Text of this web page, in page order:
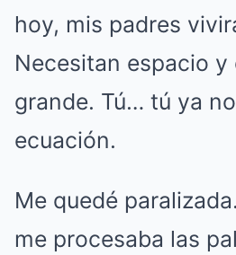
hoy, mis padres
Necesitan espacio y
grande. Tú… tú ya
ecuación.
Me quedé
me procesaba las